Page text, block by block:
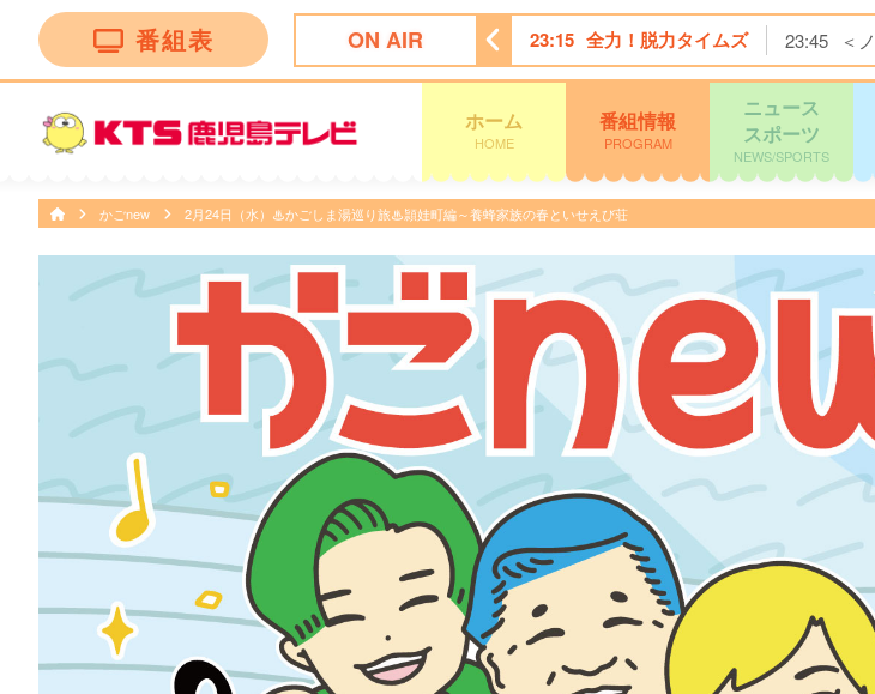
番組表 ON AIR
回答！〜６０秒でお悩み解決〜 23:07 ＫＴＳニュース 23:15 全力！脱力タイムズ 23:45 ＜
ホーム
HOME
番組情報
PROGRAM
ニュース
スポーツ
NEWS/SPORTS
かごnew 2月24日（水）♨かごしま湯巡り旅♨頴娃町編～養蜂家族の春といせえび荘